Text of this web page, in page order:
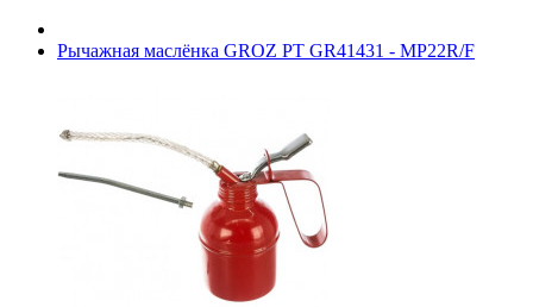
Рычажная маслёнка GROZ РТ GR41431 - MP22R/F